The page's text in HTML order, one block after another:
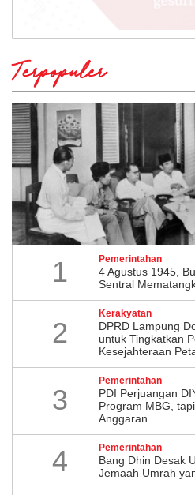
Terpopuler
1 Pemerintahan
4 Agustus 1945,
Sentral
2
Kerakyatan
DPRD Lampung
untuk Tingkatkan
Kesejahteraan
3
Pemerintahan
PDI Perjuangan
Program MBG,
Anggaran
4 Pemerintahan
Bang Dhin Desak
Jemaah Umrah